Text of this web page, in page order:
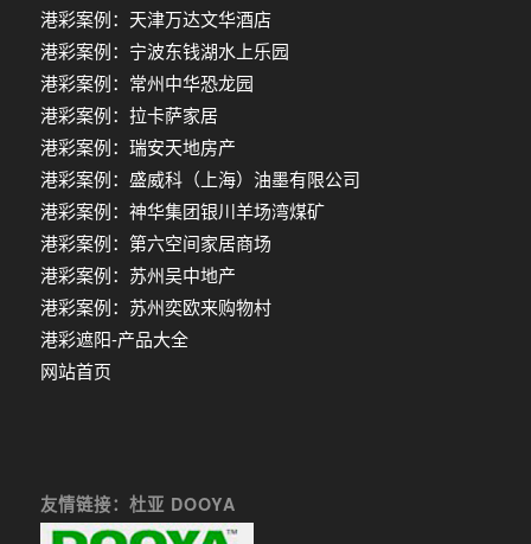
港彩案例：天津万达文华酒店
港彩案例：宁波东钱湖水上乐园
港彩案例：常州中华恐龙园
港彩案例：拉卡萨家居
港彩案例：瑞安天地房产
港彩案例：盛威科（上海）油墨有限公司
港彩案例：神华集团银川羊场湾煤矿
港彩案例：第六空间家居商场
港彩案例：苏州吴中地产
港彩案例：苏州奕欧来购物村
港彩遮阳-产品大全
网站首页
友情链接：杜亚 DOOYA